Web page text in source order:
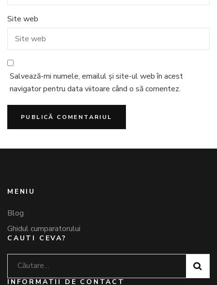
Site web
Salvează-mi numele, emailul și site-ul web în acest
navigator pentru data viitoare când o să comentez.
MENIU
Blog
Ghidul cumparatorului
CAUTI CEVA?
Caută
după:
INFORMATII DE CONTACT